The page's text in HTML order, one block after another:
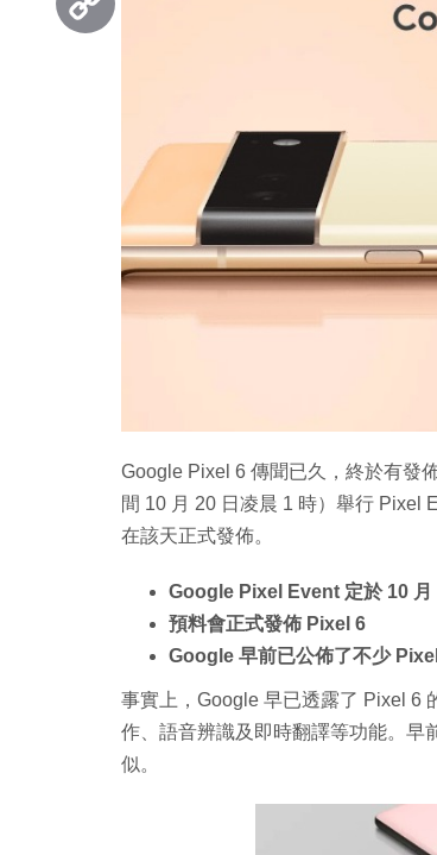
Google Pixel 6 傳聞已久，終於有發
間 10 月 20 日凌晨 1 時）舉行 Pixel
在該天正式發佈。
Google Pixel Event 定於 10 月
預料會正式發佈 Pixel 6
Google 早前已公佈了不少
事實上，Google 早已透露了 Pixel 6
作、語音辨識及即時翻譯等功能。早
似。